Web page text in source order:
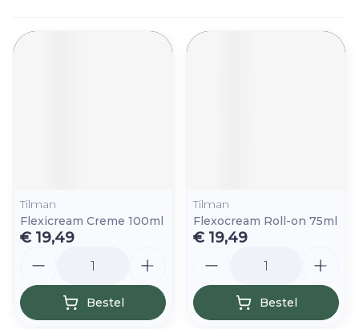
Tilman
Flexicream Creme 100ml
€ 19,49
Bestel
Tilman
Flexocream Roll-on 75ml
€ 19,49
Bestel